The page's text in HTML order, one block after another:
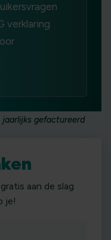
verklaring
jaarlijks gefactureerd
aan de slag
je!